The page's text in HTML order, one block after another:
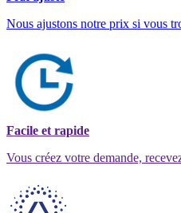
Nous ajustons notre prix si vous
Facile et rapide
Vous créez votre demande,